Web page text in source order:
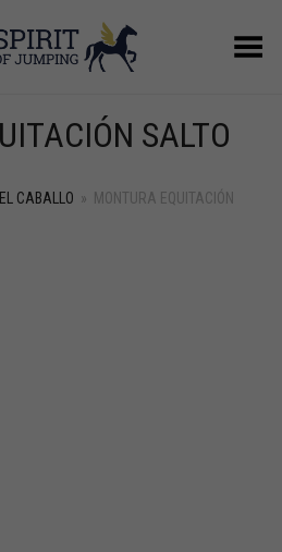
Menú
SALTO
CABALLO » MONTURA EQUITACIÓN